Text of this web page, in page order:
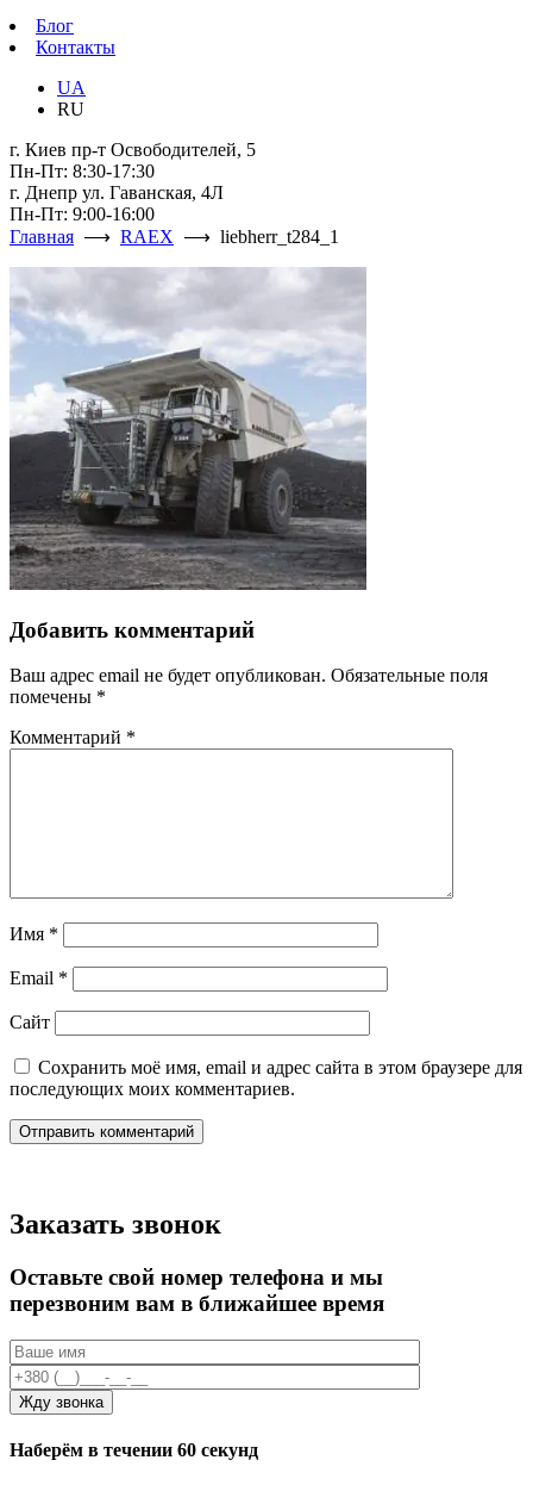
Блог
Контакты
UA
RU
г. Киев пр-т Освободителей, 5
Пн-Пт: 8:30-17:30
г. Днепр ул. Гаванская, 4Л
Пн-Пт: 9:00-16:00
Главная ⟶ RAEX ⟶ liebherr_t284_1
Добавить комментарий
Ваш адрес email не будет опубликован. Обязательные поля
помечены *
Комментарий *
Имя *
Email *
Сайт
Сохранить моё имя, email и адрес сайта в этом браузере для
последующих моих комментариев.
Заказать звонок
Оставьте свой номер телефона и мы
перезвоним вам в ближайшее время
Наберём в течении 60 секунд